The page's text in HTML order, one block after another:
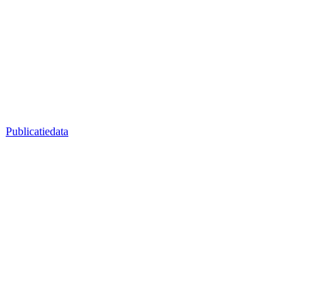
Publicatiedata